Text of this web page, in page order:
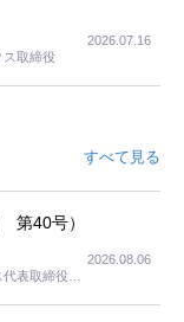
ニアの住まい選び
も考えない外池ない
ス取締役
2026.07.16
すべて見る
第40号）
表取締役社
2026.08.06